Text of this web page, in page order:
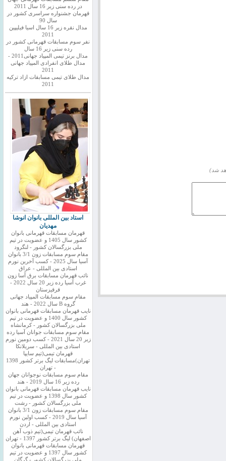
شد)
در رده سنی زیر 16 سال 2011
قهرمان جشنواره سراسری کشور در
سال 90
مدال نقره زیر 16 سال اسیا فیلیپین
2011
نفر سوم مسابقات قهرمانی کشور در
رده سنی زیر 16 سال
مدال برنز تیمی المپیاد جهانی2011 -
مدال طلای انفرادی المپیاد جهانی
2011
مدال طلای تیمی مسابقات ازاد ترکیه
2011
استاد بین المللی بانوان انوشا
مهدیان
قهرمان مسابقات قهرمانی بانوان
کشور سال 1405 و عضویت در تیم
ملی بزرگسالان کشور - لنگرود
مقام سوم مسابقات زون 3/1 بانوان
آسیا سال 2025 - کسب آخرین نورم
استادی بین المللی - عراق
نائب قهرمان مسابقات برق آسا زون
غرب آسیا رده زیر 20 سال 2022 -
قرقیزستان
مقام سوم مسابقات المپیاد جهانی
گروه B سال 2022 - هند
نایب قهرمان مسابقات قهرمانی بانوان
کشور سال 1400 و عضویت در تیم
ملی بزرگسالان کشور - کرمانشاه
مقام سوم مسابقات جوانان آسیا رده
زیر 20 سال 2021 - کسب دومین نورم
استادی بین المللی - سریلانکا
قهرمان تیمی(تیم سایپا
تهران)مسابقات لیگ برتر کشور 1398
- تهران
مقام سوم مسابقات نوجوانان جهان
رده زیر 16 سال 2019 - هند
نایب قهرمان مسابقات قهرمانی بانوان
کشور سال 1398 و عضویت در تیم
ملی بزرگسالان کشور - رشت
مقام سوم مسابقات زون 3/1 بانوان
آسیا سال 2019 - کسب اولین نورم
استادی بین المللی - اردن
نائب قهرمان تیمی(تیم ذوب آهن
اصفهان) لیگ برتر کشور 1397 - تهران
قهرمان مسابقات قهرمانی بانوان
کشور سال 1397 و عضویت در تیم
ملی بزرگسالان کشور - گرگان